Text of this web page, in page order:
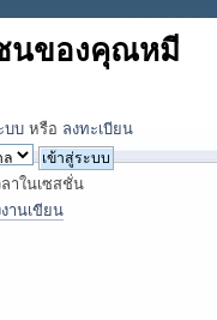
นของคุณหมี
บบ หรือ ลงทะเบียน
าในเซสชั่น
านเขียน